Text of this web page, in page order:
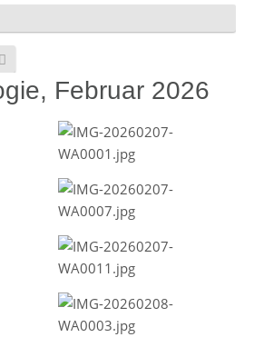
Februar 2026